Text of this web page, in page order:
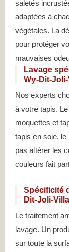
saletés
adaptées à
végétales. La
pour protéger
mauvaises
Lavage
Wy-Dit-
Nos experts
à votre tapis.
moquettes et
tapis en soie,
pas altérer les
couleurs fait
Spécificité
Dit-Joli-
Le traitement
lavage. Un
sur toute la